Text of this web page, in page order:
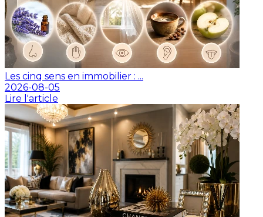
Les cinq sens en immobilier : ...
2026-08-05
Lire l'article